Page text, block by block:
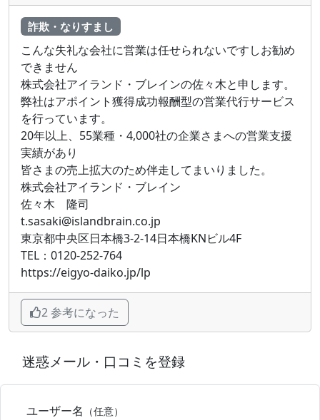
詐欺・なりすまし
こんな失礼な会社に営業は任せられないですしお勧め
できません
株式会社アイランド・ブレインの佐々木と申します。
弊社はアポイント獲得成功報酬型の営業代行サービス
を行っています。
20年以上、55業種・4,000社の企業さまへの営業支援
実績があり
皆さまの売上拡大のため伴走してまいりました。
株式会社アイランド・ブレイン
佐々木 隆司
t.sasaki@islandbrain.co.jp
東京都中央区日本橋3-2-14日本橋KNビル4F
TEL：0120-252-764
https://eigyo-daiko.jp/lp
2 参考になった
迷惑メール・口コミを登録
ユーザー名 （任意）